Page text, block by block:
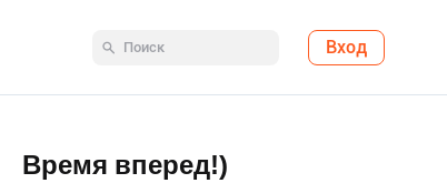
Вход
Время вперед!)